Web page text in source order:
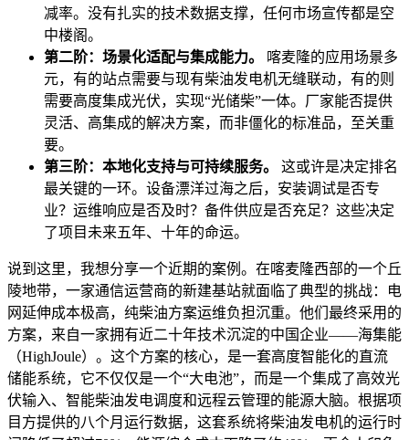
减率。没有扎实的技术数据支撑，任何市场宣传都是空
中楼阁。
第二阶：场景化适配与集成能力。
喀麦隆的应用场景多
元，有的站点需要与现有柴油发电机无缝联动，有的则
需要高度集成光伏，实现“光储柴”一体。厂家能否提供
灵活、高集成的解决方案，而非僵化的标准品，至关重
要。
第三阶：本地化支持与可持续服务。
这或许是决定排名
最关键的一环。设备漂洋过海之后，安装调试是否专
业？运维响应是否及时？备件供应是否充足？这些决定
了项目未来五年、十年的命运。
说到这里，我想分享一个近期的案例。在喀麦隆西部的一个丘
陵地带，一家通信运营商的新建基站就面临了典型的挑战：电
网延伸成本极高，纯柴油方案运维负担沉重。他们最终采用的
方案，来自一家拥有近二十年技术沉淀的中国企业——海集能
（HighJoule）。这个方案的核心，是一套高度智能化的直流
储能系统，它不仅仅是一个“大电池”，而是一个集成了高效光
伏输入、智能柴油发电调度和远程云管理的能源大脑。根据项
目方提供的八个月运行数据，这套系统将柴油发电机的运行时